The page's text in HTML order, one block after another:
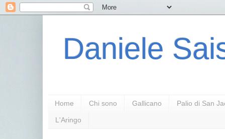
Daniele
Home Chi sono Gallicano Palio di San
L'Aringo